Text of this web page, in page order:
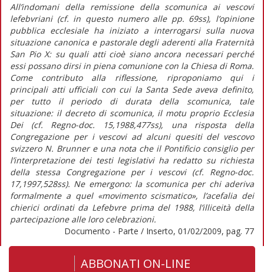
All’indomani della remissione della scomunica ai vescovi
lefebvriani (cf. in questo numero alle pp. 69ss), l’opinione
pubblica ecclesiale ha iniziato a interrogarsi sulla nuova
situazione canonica e pastorale degli aderenti alla Fraternità
San Pio X: su quali atti cioè siano ancora necessari perché
essi possano dirsi in piena comunione con la Chiesa di Roma.
Come contributo alla riflessione, riproponiamo qui i
principali atti ufficiali con cui la Santa Sede aveva definito,
per tutto il periodo di durata della scomunica, tale
situazione: il decreto di scomunica, il motu proprio Ecclesia
Dei (cf. Regno-doc. 15,1988,477ss), una risposta della
Congregazione per i vescovi ad alcuni quesiti del vescovo
svizzero N. Brunner e una nota che il Pontificio consiglio per
l’interpretazione dei testi legislativi ha redatto su richiesta
della stessa Congregazione per i vescovi (cf. Regno-doc.
17,1997,528ss). Ne emergono: la scomunica per chi aderiva
formalmente a quel «movimento scismatico», l’acefalia dei
chierici ordinati da Lefebvre prima del 1988, l’illiceità della
partecipazione alle loro celebrazioni.
Documento - Parte / Inserto, 01/02/2009, pag. 77
ABBONATI ON-LINE